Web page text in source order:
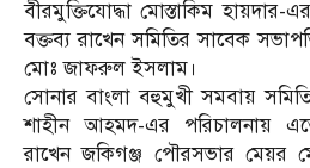
বীরমুক্তিযোদ্ধা মোস্তাকিম হায়দার-
বক্তব্য রাখেন সমিতির সাবেক
মোঃ জাফরুল ইসলাম।
সোনার বাংলা বহুমুখী সমবায় সমিতি
শাহীন আহমদ-এর পরিচালনায়
রাখেন জকিগঞ্জ পৌরসভার মেয়র